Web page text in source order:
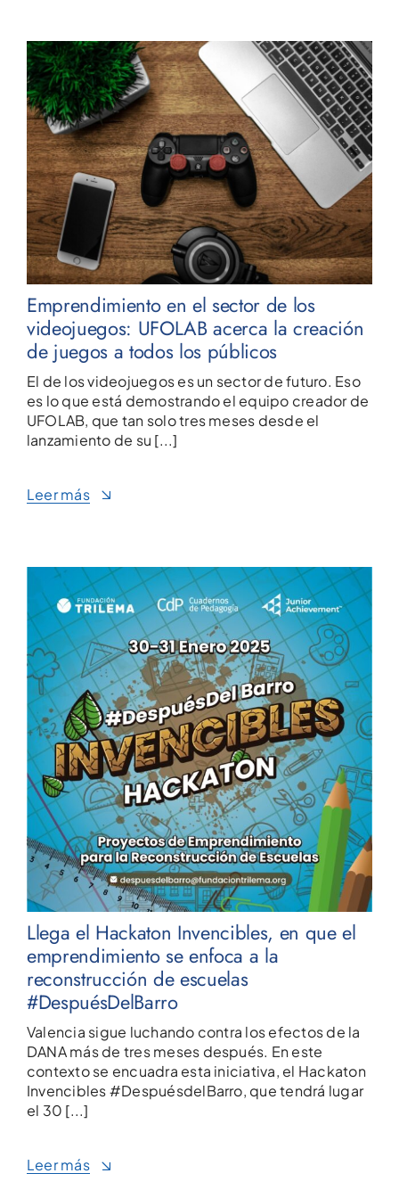
Emprendimiento en el sector de los
videojuegos: UFOLAB acerca la creación
de juegos a todos los públicos
El de los videojuegos es un sector de futuro. Eso
es lo que está demostrando el equipo creador de
UFOLAB, que tan solo tres meses desde el
lanzamiento de su [...]
Leer más
Llega el Hackaton Invencibles, en que el
emprendimiento se enfoca a la
reconstrucción de escuelas
#DespuésDelBarro
Valencia sigue luchando contra los efectos de la
DANA más de tres meses después. En este
contexto se encuadra esta iniciativa, el Hackaton
Invencibles #DespuésdelBarro, que tendrá lugar
el 30 [...]
Leer más